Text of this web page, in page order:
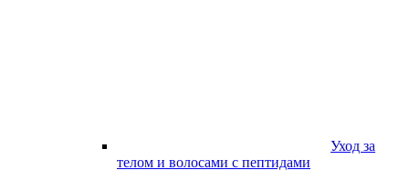
Уход за
телом и волосами с пептидами